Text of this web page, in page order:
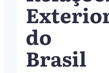
do
Brasil